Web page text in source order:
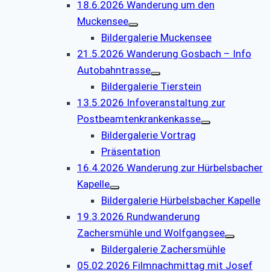
18.6.2026 Wanderung um den
Muckensee
Bildergalerie Muckensee
21.5.2026 Wanderung Gosbach – Info
Autobahntrasse
Bildergalerie Tierstein
13.5.2026 Infoveranstaltung zur
Postbeamtenkrankenkasse
Bildergalerie Vortrag
Präsentation
16.4.2026 Wanderung zur Hürbelsbacher
Kapelle
Bildergalerie Hürbelsbacher Kapelle
19.3.2026 Rundwanderung
Zachersmühle und Wolfgangsee
Bildergalerie Zachersmühle
05.02.2026 Filmnachmittag mit Josef